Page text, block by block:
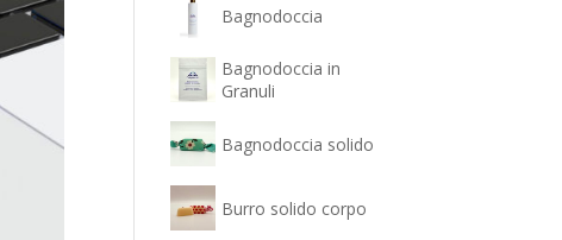
Bagnodoccia
Bagnodoccia in
Granuli
Bagnodoccia solido
Burro solido corpo